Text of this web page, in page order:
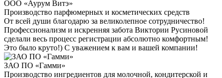
ООО «Аурум Витэ»
Производство парфюмерных и косметических средств
От всей души благодарю за великолепное сотрудничество!
Профессионализм и искренняя забота Виктории Русиновой
сделали весь процесс регистрации абсолютно комфортным!
Это было круто!) С уважением к вам и вашей компании!
ЗАО ПО «Гамми»
Производство ингредиентов для молочной, кондитерской и